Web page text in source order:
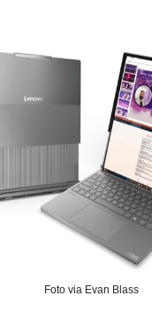
Foto via Evan Blass